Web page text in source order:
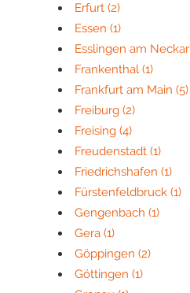
Erfurt (2)
Essen (1)
Esslingen am Neckar
Frankenthal (1)
Frankfurt am Main (5)
Freiburg (2)
Freising (4)
Freudenstadt (1)
Friedrichshafen (1)
Fürstenfeldbruck (1)
Gengenbach (1)
Gera (1)
Göppingen (2)
Göttingen (1)